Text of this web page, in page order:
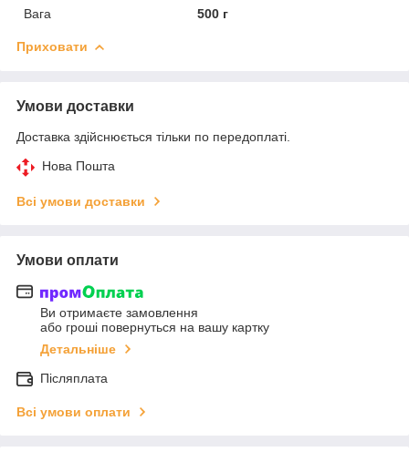
Вага
500 г
Приховати
Умови доставки
Доставка здійснюється тільки по передоплаті.
Нова Пошта
Всі умови доставки
Умови оплати
Ви отримаєте замовлення
або гроші повернуться на вашу картку
Детальніше
Післяплата
Всі умови оплати